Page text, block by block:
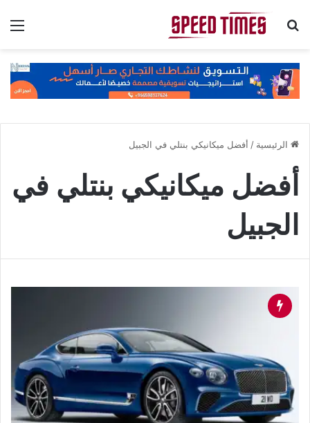
بحث عن
الرئيسية / أفضل ميكانيكي بنتلي في الجبيل
أفضل ميكانيكي بنتلي في
الجبيل